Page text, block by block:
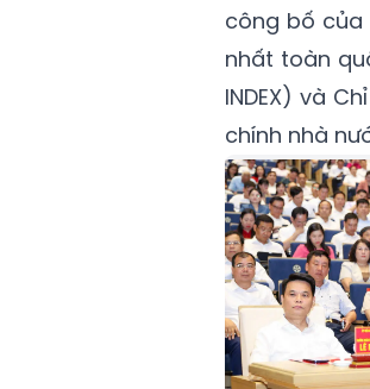
công bố của
nhất toàn
INDEX) và
chính nhà